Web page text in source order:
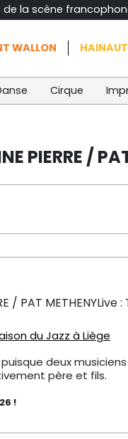
la scène
WALLON HAINAUT
Cirque
PIERRE /
/ PAT
du Jazz à Liège
deux
père et fils.
!